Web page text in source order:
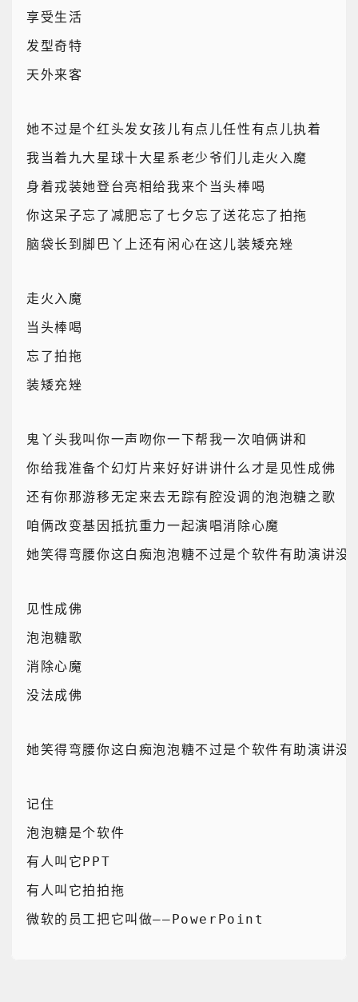
享受生活
发型奇特
天外来客
她不过是个红头发女孩儿有点儿任性有点儿执着
我当着九大星球十大星系老少爷们儿走火入魔
身着戎装她登台亮相给我来个当头棒喝
你这呆子忘了减肥忘了七夕忘了送花忘了拍拖
脑袋长到脚巴丫上还有闲心在这儿装矮充矬
走火入魔
当头棒喝
忘了拍拖
装矮充矬
鬼丫头我叫你一声吻你一下帮我一次咱俩讲和
你给我准备个幻灯片来好好讲讲什么才是见性成佛
还有你那游移无定来去无踪有腔没调的泡泡糖之歌
咱俩改变基因抵抗重力一起演唱消除心魔
她笑得弯腰你这白痴泡泡糖不过是个软件有助演讲没
见性成佛
泡泡糖歌
消除心魔
没法成佛
她笑得弯腰你这白痴泡泡糖不过是个软件有助演讲没
记住
泡泡糖是个软件
有人叫它PPT
有人叫它拍拍拖
微软的员工把它叫做——PowerPoint